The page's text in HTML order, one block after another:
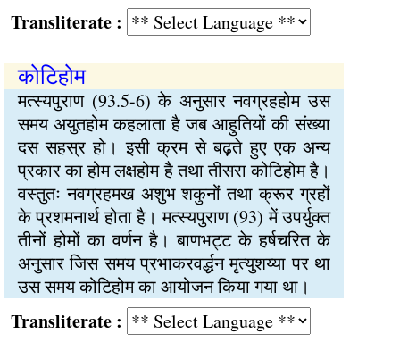
:
कोटिहोम
मत्स्यपुराण (93.5-6) के अनुसार नवग्रहहोम उस
समय अयुतहोम कहलाता है जब आहुतियों की संख्या
दस सहस्र हो। इसी क्रम से बढ़ते हुए एक अन्य
प्रकार का होम लक्षहोम है तथा तीसरा कोटिहोम है।
वस्तुतः नवग्रहमख अशुभ शकुनों तथा क्रूर ग्रहों
के प्रशमनार्थ होता है। मत्स्यपुराण (93) में उपर्युक्त
तीनों होमों का वर्णन है। बाणभट्ट के हर्षचरित के
अनुसार जिस समय प्रभाकरवर्द्धन मृत्युशय्या पर था
उस समय कोटिहोम का आयोजन किया गया था।
: